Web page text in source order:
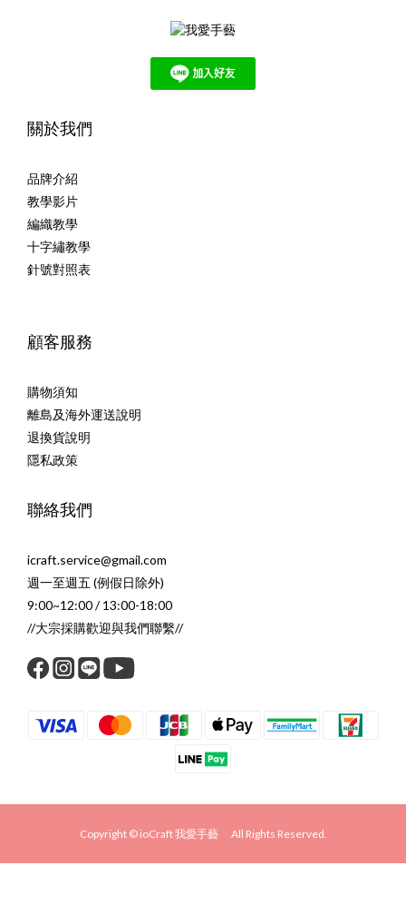
關於我們
品牌介紹
教學影片
編織教學
十字繡教學
針號對照表
顧客服務
購物須知
離島及海外運送說明
退換貨說明
隱私政策
聯絡我們
icraft.service@gmail.com
週一至週五 (例假日除外)
9:00~12:00 / 13:00-18:00
//大宗採購歡迎與我們聯繫//
Copyright © ioCraft 我愛手藝 All Rights Reserved.